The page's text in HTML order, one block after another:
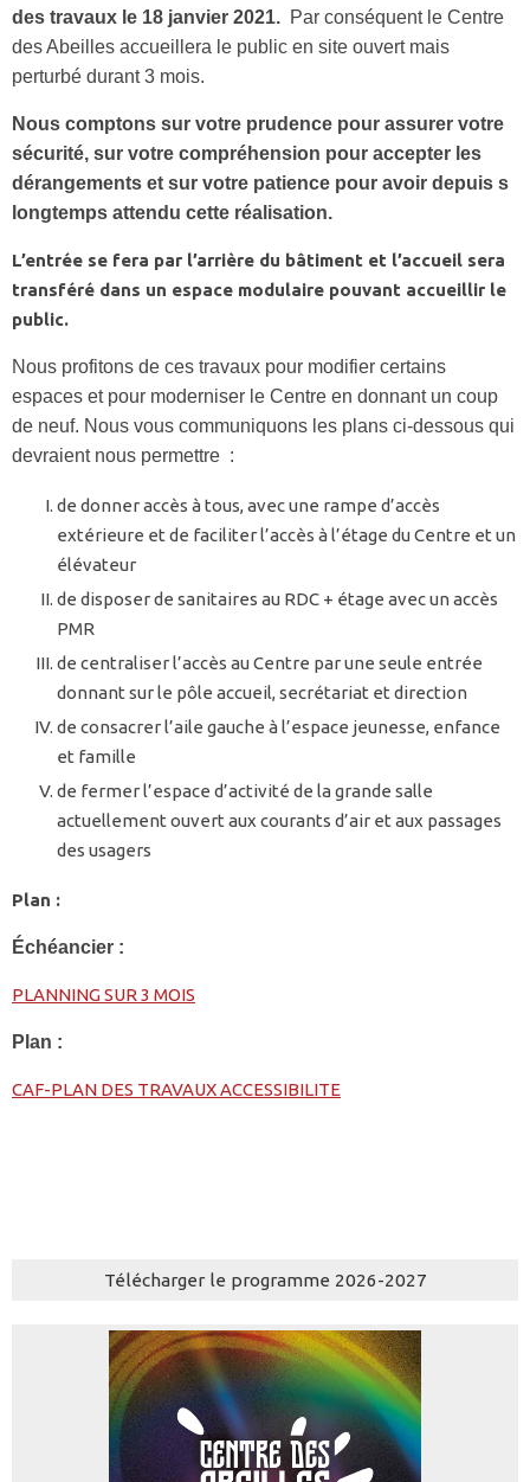
des travaux le 18 janvier 2021. Par conséquent le Centre
des Abeilles accueillera le public en site ouvert mais
perturbé durant 3 mois.
Nous comptons sur votre prudence pour assurer votre
sécurité, sur votre compréhension pour accepter les
dérangements et sur votre patience pour avoir depuis s
longtemps attendu cette réalisation.
L’entrée se fera par l’arrière du bâtiment et l’accueil sera
transféré dans un espace modulaire pouvant accueillir le
public.
Nous profitons de ces travaux pour modifier certains
espaces et pour moderniser le Centre en donnant un coup
de neuf. Nous vous communiquons les plans ci-dessous qui
devraient nous permettre :
de donner accès à tous, avec une rampe d’accès
extérieure et de faciliter l’accès à l’étage du Centre et un
élévateur
de disposer de sanitaires au RDC + étage avec un accès
PMR
de centraliser l’accès au Centre par une seule entrée
donnant sur le pôle accueil, secrétariat et direction
de consacrer l’aile gauche à l’espace jeunesse, enfance
et famille
de fermer l’espace d’activité de la grande salle
actuellement ouvert aux courants d’air et aux passages
des usagers
Plan :
Échéancier :
PLANNING SUR 3 MOIS
Plan :
CAF-PLAN DES TRAVAUX ACCESSIBILITE
Télécharger le programme 2026-2027